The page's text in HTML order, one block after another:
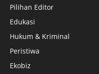
Pilihan Editor
Edukasi
Hukum & Kriminal
Peristiwa
Ekobiz